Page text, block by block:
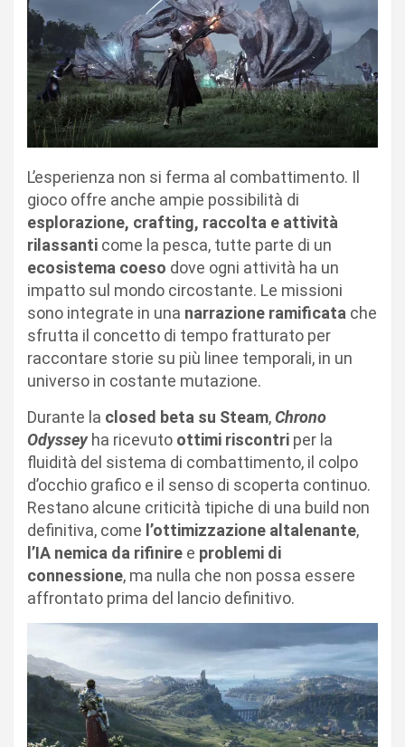
L’esperienza non si ferma al combattimento. Il
gioco offre anche ampie possibilità di
esplorazione, crafting, raccolta e attività
rilassanti come la pesca, tutte parte di un
ecosistema coeso dove ogni attività ha un
impatto sul mondo circostante. Le missioni
sono integrate in una narrazione ramificata che
sfrutta il concetto di tempo fratturato per
raccontare storie su più linee temporali, in un
universo in costante mutazione.
Durante la closed beta su Steam,Chrono
Odyssey ha ricevuto ottimi riscontri per la
fluidità del sistema di combattimento, il colpo
d’occhio grafico e il senso di scoperta continuo.
Restano alcune criticità tipiche di una build non
definitiva, come l’ottimizzazione altalenante,
l’IA nemica da rifinire e problemi di
connessione, ma nulla che non possa essere
affrontato prima del lancio definitivo.